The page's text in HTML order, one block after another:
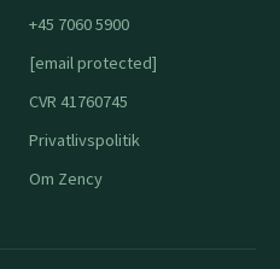
+45 7060 5900
[email protected]
CVR 41760745
Privatlivspolitik
Om Zency